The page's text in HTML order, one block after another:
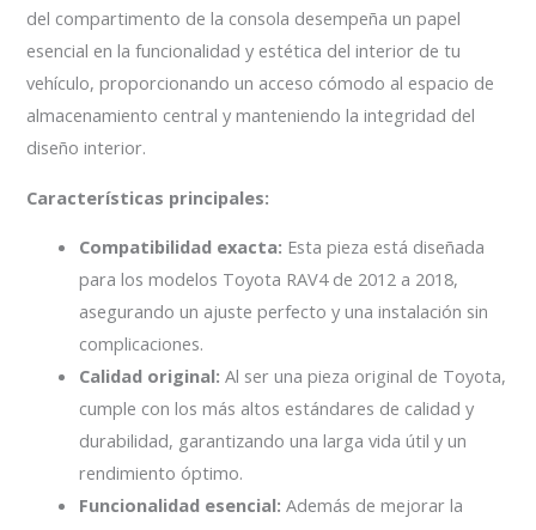
del compartimento de la consola desempeña un papel
esencial en la funcionalidad y estética del interior de tu
vehículo, proporcionando un acceso cómodo al espacio de
almacenamiento central y manteniendo la integridad del
diseño interior.
Características principales:
Compatibilidad exacta: Esta pieza está diseñada
para los modelos Toyota RAV4 de 2012 a 2018,
asegurando un ajuste perfecto y una instalación sin
complicaciones.
Calidad original: Al ser una pieza original de Toyota,
cumple con los más altos estándares de calidad y
durabilidad, garantizando una larga vida útil y un
rendimiento óptimo.
Funcionalidad esencial: Además de mejorar la